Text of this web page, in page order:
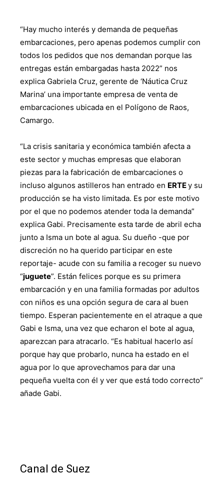
“Hay mucho interés y demanda de pequeñas
embarcaciones, pero apenas podemos cumplir con
todos los pedidos que nos demandan porque las
entregas están embargadas hasta 2022” nos
explica Gabriela Cruz, gerente de ‘Náutica Cruz
Marina’ una importante empresa de venta de
embarcaciones ubicada en el Polígono de Raos,
Camargo.
“La crisis sanitaria y económica también afecta a
este sector y muchas empresas que elaboran
piezas para la fabricación de embarcaciones o
incluso algunos astilleros han entrado en ERTEy su
producción se ha visto limitada. Es por este motivo
por el que no podemos atender toda la demanda”
explica Gabi. Precisamente esta tarde de abril echa
junto a Isma un bote al agua. Su dueño -que por
discreción no ha querido participar en este
reportaje- acude con su familia a recoger su nuevo
“juguete”. Están felices porque es su primera
embarcación y en una familia formadas por adultos
con niños es una opción segura de cara al buen
tiempo. Esperan pacientemente en el atraque a que
Gabi e Isma, una vez que echaron el bote al agua,
aparezcan para atracarlo. “Es habitual hacerlo así
porque hay que probarlo, nunca ha estado en el
agua por lo que aprovechamos para dar una
pequeña vuelta con él y ver que está todo correcto”
añade Gabi.
Canal de Suez